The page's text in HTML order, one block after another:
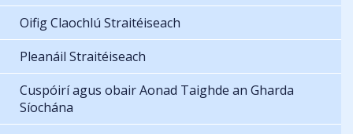
Oifig Claochlú Straitéiseach
Pleanáil Straitéiseach
Cuspóirí agus obair Aonad Taighde an Gharda
Síochána